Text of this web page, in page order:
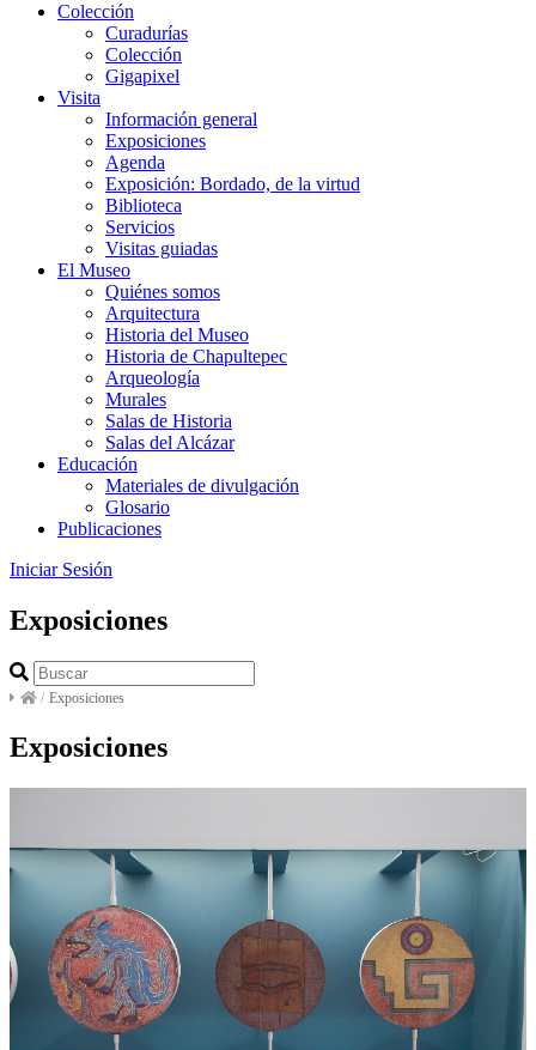
Colección
Curadurías
Colección
Gigapixel
Visita
Información general
Exposiciones
Agenda
Exposición: Bordado, de la virtud
Biblioteca
Servicios
Visitas guiadas
El Museo
Quiénes somos
Arquitectura
Historia del Museo
Historia de Chapultepec
Arqueología
Murales
Salas de Historia
Salas del Alcázar
Educación
Materiales de divulgación
Glosario
Publicaciones
Iniciar Sesión
Exposiciones
/ Exposiciones
Exposiciones